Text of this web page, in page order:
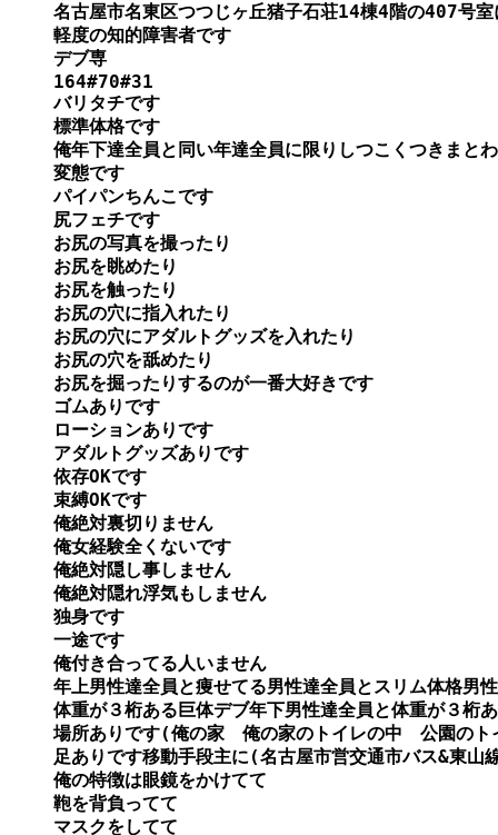
名古屋市名東区つつじヶ丘猪子石荘14棟4階の407号室
軽度の知的障害者です
デブ専
164#70#31
バリタチです
標準体格です
俺年下達全員と同い年達全員に限りしつこくつきまと
変態です
パイパンちんこです
尻フェチです
お尻の写真を撮ったり
お尻を眺めたり
お尻を触ったり
お尻の穴に指入れたり
お尻の穴にアダルトグッズを入れたり
お尻の穴を舐めたり
お尻を掘ったりするのが一番大好きです
ゴムありです
ローションありです
アダルトグッズありです
依存OKです
束縛OKです
俺絶対裏切りません
俺女経験全くないです
俺絶対隠し事しません
俺絶対隠れ浮気もしません
独身です
一途です
俺付き合ってる人いません
年上男性達全員と痩せてる男性達全員とスリム体格男
体重が３桁ある巨体デブ年下男性達全員と体重が３桁
場所ありです(俺の家　俺の家のトイレの中　公園の
足ありです移動手段主に(名古屋市営交通市バス&東山
俺の特徴は眼鏡をかけてて
鞄を背負ってて
マスクをしてて